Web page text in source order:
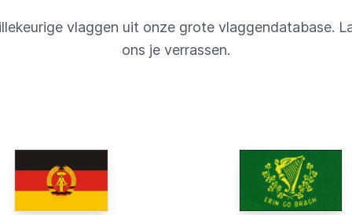
vlaggen uit onze grote vlaggendatabase.
ons je verrassen.